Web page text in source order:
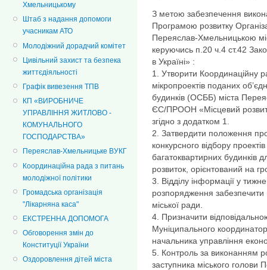
Хмельницькому
Штаб з надання допомоги
учасникам АТО
Молодіжний дорадчий комітет
Цивільний захист та безпека
життєдіяльності
Графік вивезення ТПВ
КП «ВИРОБНИЧЕ
УПРАВЛІННЯ ЖИТЛОВО -
КОМУНАЛЬНОГО
ГОСПОДАРСТВА»
Переяслав-Хмельницьке ВУКГ
Координаційна рада з питань
молодіжної політики
Громадська організація
"Лікарняна каса"
ЕКСТРЕННА ДОПОМОГА
Обговорення змін до
Конституції України
Оздоровлення дітей міста
З метою забезпечення
Програмою розвитку
Переяслав-Хмельницькою
керуючись п.20 ч.4 ст.42
в Україні» :
1. Утворити Координаційну
мікропроектів поданих
будинків (ОСББ) міста
ЄС/ПРООН «Місцевий
згідно з додатком 1.
2. Затвердити положення
конкурсного відбору
багатоквартирних будинків
розвиток, орієнтований на
3. Відділу інформації у
розпорядження
міської ради.
4. Призначити
Муніципального
начальника управління
5. Контроль за виконанням
заступника міського голови